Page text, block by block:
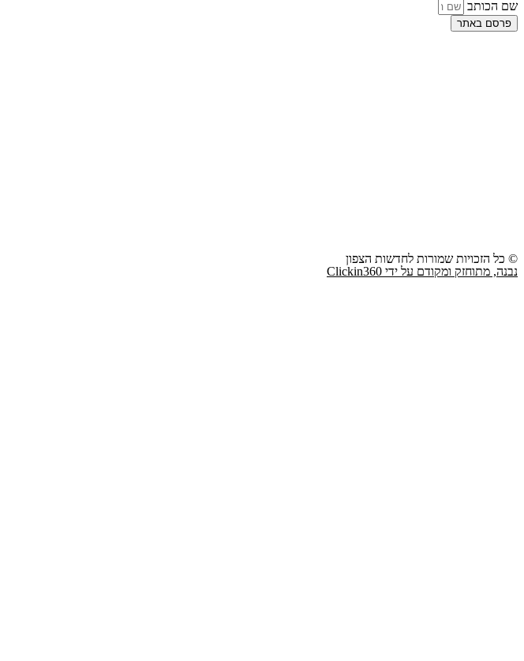
שם הכותב
פרסם באתר
© כל הזכויות שמורות לחדשות הצפון
נבנה, מתוחזק ומקודם על ידי Clickin360